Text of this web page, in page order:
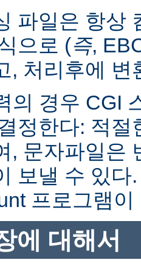
파일은 항상
으로 (즉,
, 처리후에 변
의 경우 CGI
정한다: 적
, 문자파일은
보낼 수 있다
프로그램
에 대해서